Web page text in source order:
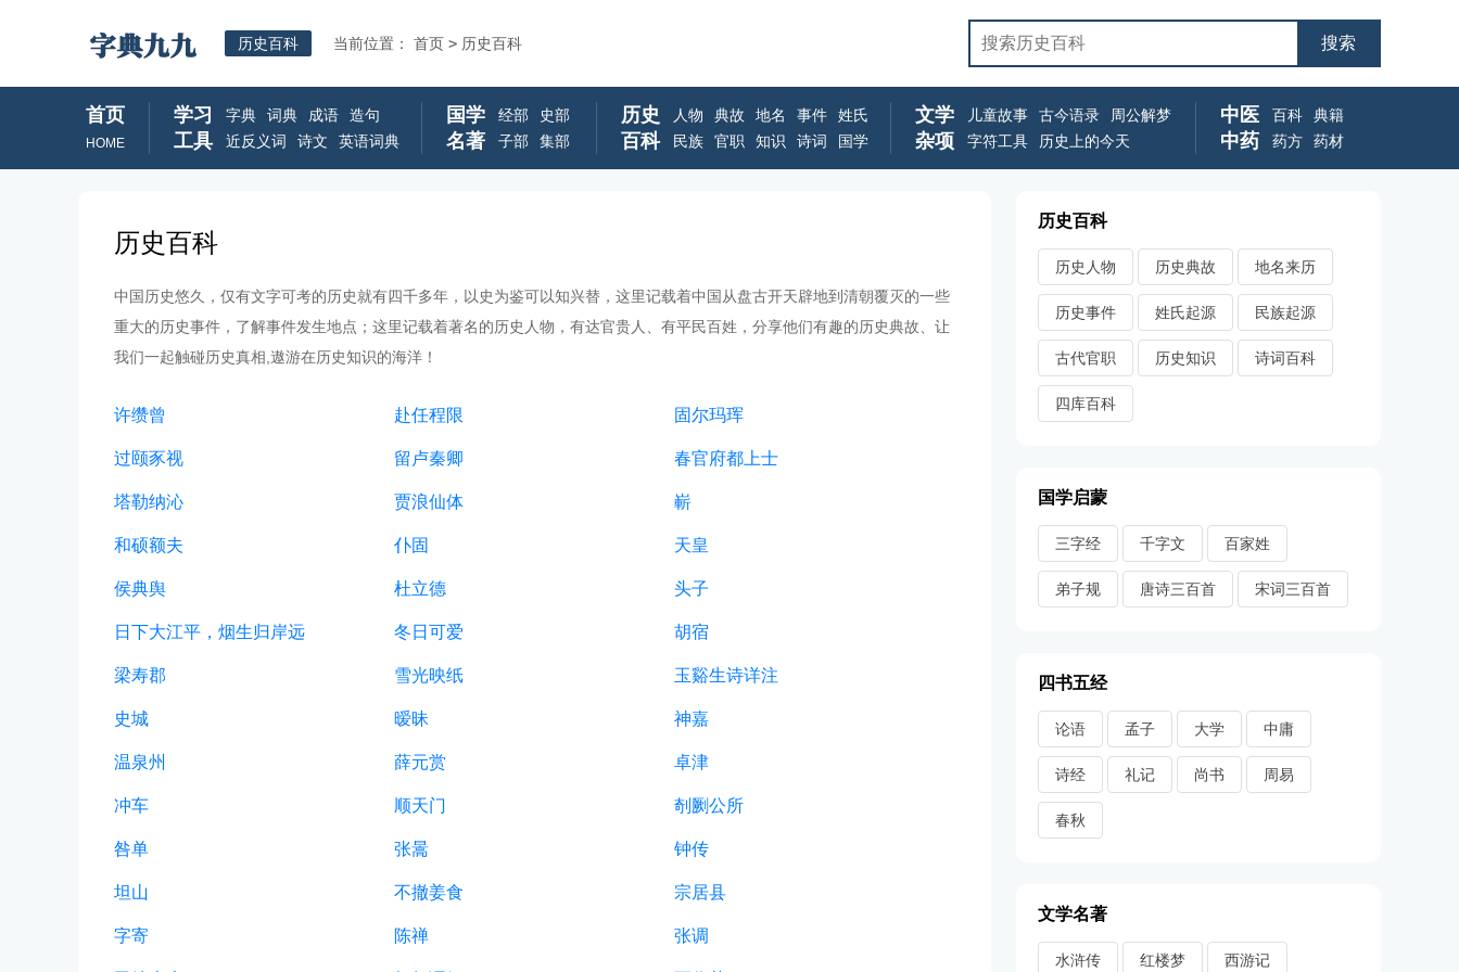
历史百科 当前位置： 首页 > 历史百科
首页
HOME
学习
工具
字典 词典 成语
造句
近反义词
诗文 英语词典
国学
名著
经部
史部
子部
集部
历史
百科
人物 典故 地名 事件
姓氏
民族
官职 知识 诗词 国学
文学
杂项
儿童故事 古今语录
周公解梦
字符工具
历史上的今天
中医
中药
百科
典籍
药方
药材
历史百科
中国历史悠久，仅有文字可考的历史就有四千多年，以史为鉴可以知兴替，这里记载着中国从盘古开天辟地到清朝覆灭的一些
重大的历史事件，了解事件发生地点；这里记载着著名的历史人物，有达官贵人、有平民百姓，分享他们有趣的历史典故、让
我们一起触碰历史真相,遨游在历史知识的海洋！
许缵曾 赴任程限 固尔玛珲
过颐豕视 留卢秦卿 春官府都上士
塔勒纳沁 贾浪仙体 嶄
和硕额夫 仆固 天皇
侯典舆 杜立德 头子
日下大江平，烟生归岸远 冬日可爱 胡宿
梁寿郡 雪光映纸 玉谿生诗详注
史城 暧昧 神嘉
温泉州 薛元赏 卓津
冲车 顺天门 剞劂公所
咎单 张暠 钟传
坦山 不撤姜食 宗居县
字寄 陈禅 张调
历史百科
历史人物 历史典故 地名来历
历史事件 姓氏起源 民族起源
古代官职 历史知识 诗词百科
四库百科
国学启蒙
三字经 千字文 百家姓
弟子规 唐诗三百首 宋词三百首
四书五经
论语 孟子 大学 中庸
诗经 礼记 尚书 周易
春秋
文学名著
水浒传 红楼梦 西游记